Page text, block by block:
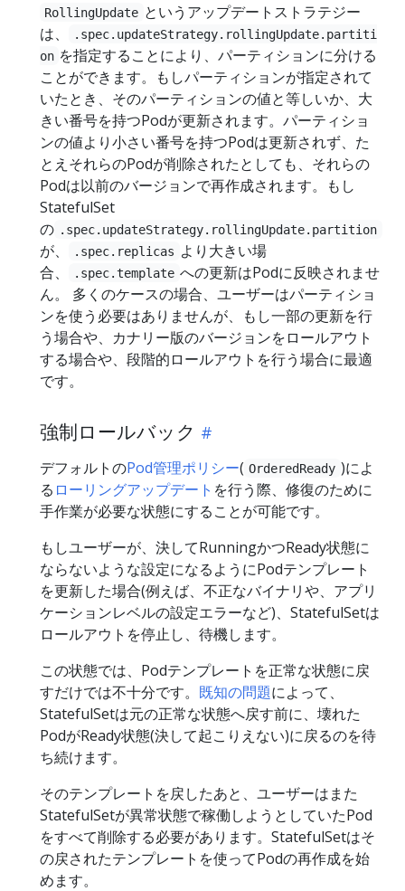
RollingUpdate というアップデートストラテジー
は、
.spec.updateStrategy.rollingUpdate.partiti
on を指定することにより、パーティションに分ける
ことができます。もしパーティションが指定されて
いたとき、そのパーティションの値と等しいか、大
きい番号を持つPodが更新されます。パーティショ
ンの値より小さい番号を持つPodは更新されず、た
とえそれらのPodが削除されたとしても、それらの
Podは以前のバージョンで再作成されます。もし
StatefulSet
の .spec.updateStrategy.rollingUpdate.partition
が、 .spec.replicas より大きい場
合、
.spec.template への更新はPodに反映されませ
ん。 多くのケースの場合、ユーザーはパーティショ
ンを使う必要はありませんが、もし一部の更新を行
う場合や、カナリー版のバージョンをロールアウト
する場合や、段階的ロールアウトを行う場合に最適
です。
強制ロールバック
デフォルトのPod管理ポリシー( OrderedReady )によ
る ローリングアップデート を行う際、修復のために
手作業が必要な状態にすることが可能です。
もしユーザーが、決してRunningかつReady状態に
ならないような設定になるようにPodテンプレート
を更新した場合(例えば、不正なバイナリや、アプリ
ケーションレベルの設定エラーなど)、StatefulSetは
ロールアウトを停止し、待機します。
この状態では、Podテンプレートを正常な状態に戻
すだけでは不十分です。 既知の問題によって、
StatefulSetは元の正常な状態へ戻す前に、壊れた
PodがReady状態(決して起こりえない)に戻るのを待
ち続けます。
そのテンプレートを戻したあと、ユーザーはまた
StatefulSetが異常状態で稼働しようとしていたPod
をすべて削除する必要があります。StatefulSetはそ
の戻されたテンプレートを使ってPodの再作成を始
めます。